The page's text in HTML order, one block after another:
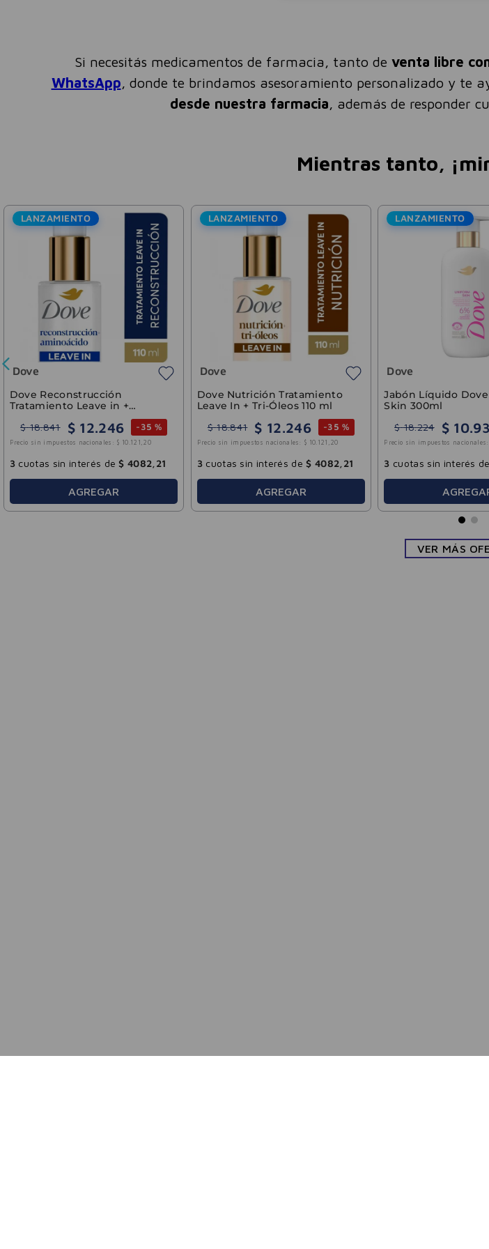
Si necesitás medicamentos de farmacia, tanto de venta libre
WhatsApp, donde te brindamos asesoramiento personalizado y te
desde nuestra farmacia, además de responder
Mientras tanto,
LANZAMIENTO
Dove
Dove Reconstrucción
Tratamiento Leave in +
$ 18.841 $ 12.246 - 35 %
Precio sin impuestos nacionales: $ 10 .121 , 20
3 cuotas sin interés de $ 4082 21
AGREGAR
LANZAMIENTO
Dove
Dove Nutrición Tratamiento
Leave In + Tri-Óleos 110 ml
$ 18.841 $ 12.246 -35 %
Precio sin impuestos nacionales: $ 10. 121 , 20
3cuotas sin interés de $ 4082 21
AGREGAR
LANZAMIENTO
Dove
Jabón Líquido
Skin 300ml
$ 18.224 $ 10.
Precio sin impuestos nacionales:
3 cuotas sin interés de
VER MÁS